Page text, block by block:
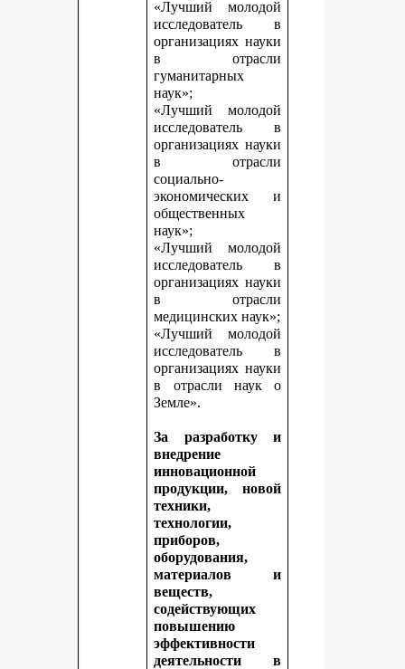
«Лучший молодой
исследователь в
организациях науки
в отрасли
гуманитарных
наук»;
«Лучший молодой
исследователь в
организациях науки
в отрасли
социально-
экономических и
общественных
наук»;
«Лучший молодой
исследователь в
организациях науки
в отрасли
медицинских наук»;
«Лучший молодой
исследователь в
организациях науки
в отрасли наук о
Земле».
За разработку и
внедрение
инновационной
продукции, новой
техники,
технологии,
приборов,
оборудования,
материалов и
веществ,
содействующих
повышению
эффективности
деятельности в